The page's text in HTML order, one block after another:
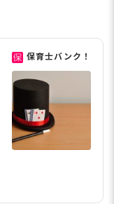
保育士バンク！